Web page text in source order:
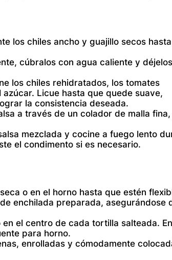
los chiles ancho y guajillo secos
cúbralos con agua caliente y
los chiles rehidratados, los tomates
Licue hasta que quede suave,
la consistencia deseada.
a través de un colador de malla fina,
mezclada y cocine a fuego lento
el condimento si es necesario.
o en el horno hasta que estén
enchilada preparada, asegurándose
el centro de cada tortilla salteada.
para horno.
enrolladas y cómodamente